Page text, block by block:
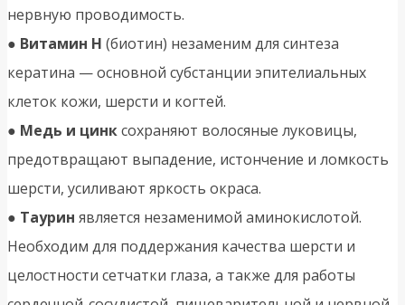
нервную проводимость.
● Витамин H (биотин) незаменим для синтеза
кератина — основной субстанции эпителиальных
клеток кожи, шерсти и когтей.
● Медь и цинксохраняют волосяные луковицы,
предотвращают выпадение, истончение и ломкость
шерсти, усиливают яркость окраса.
● Таурин является незаменимой аминокислотой.
Необходим для поддержания качества шерсти и
целостности сетчатки глаза, а также для работы